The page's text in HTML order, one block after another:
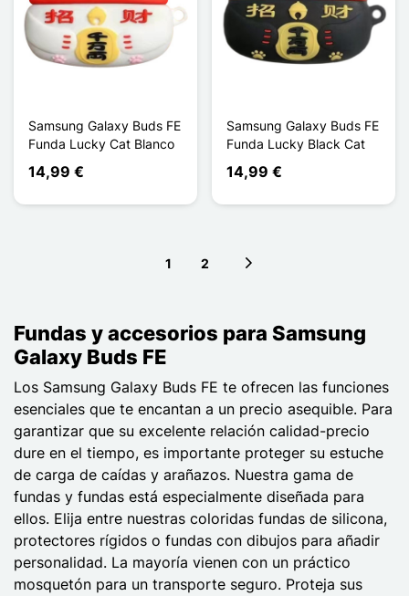
Samsung Galaxy Buds FE
Funda Lucky Cat Blanco
14,99 €
Samsung Galaxy Buds FE
Funda Lucky Black Cat
14,99 €
1 2
Fundas y accesorios para Samsung
Galaxy Buds FE
Los Samsung Galaxy Buds FE te ofrecen las funciones
esenciales que te encantan a un precio asequible. Para
garantizar que su excelente relación calidad-precio
dure en el tiempo, es importante proteger su estuche
de carga de caídas y arañazos. Nuestra gama de
fundas y fundas está especialmente diseñada para
ellos. Elija entre nuestras coloridas fundas de silicona,
protectores rígidos o fundas con dibujos para añadir
personalidad. La mayoría vienen con un práctico
mosquetón para un transporte seguro. Proteja sus